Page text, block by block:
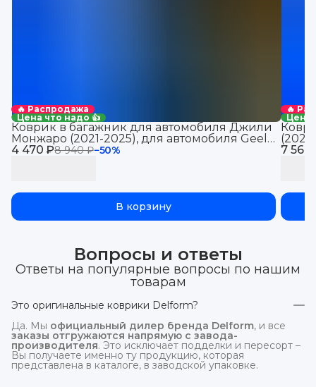
🔥 Распродажа
Цена что надо 👍
4 470 ₽8 940 ₽−50%
Коврик в багажник для автомобиля Джили
Монжаро (2021-2025), для автомобиля Geely
Monjaro, EVA 3D
В корзину
🔥
Цена
7 560
Вопросы и ответы
Ответы на популярные вопросы по нашим
товарам
Это оригинальные коврики Delform?
Да. Мы официальный дилер бренда Delform, и все
заказы отгружаются напрямую с завода-
производителя. Это исключает подделки и пересорт –
Вы получаете именно ту продукцию, которая
представлена в каталоге, в заводской упаковке.